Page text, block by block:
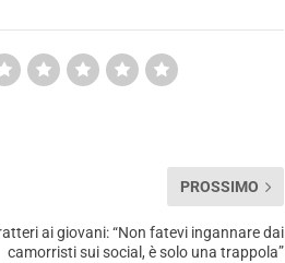
PROSSIMO
ai giovani: “Non fatevi ingannare dai
camorristi sui social, è solo una trappola”